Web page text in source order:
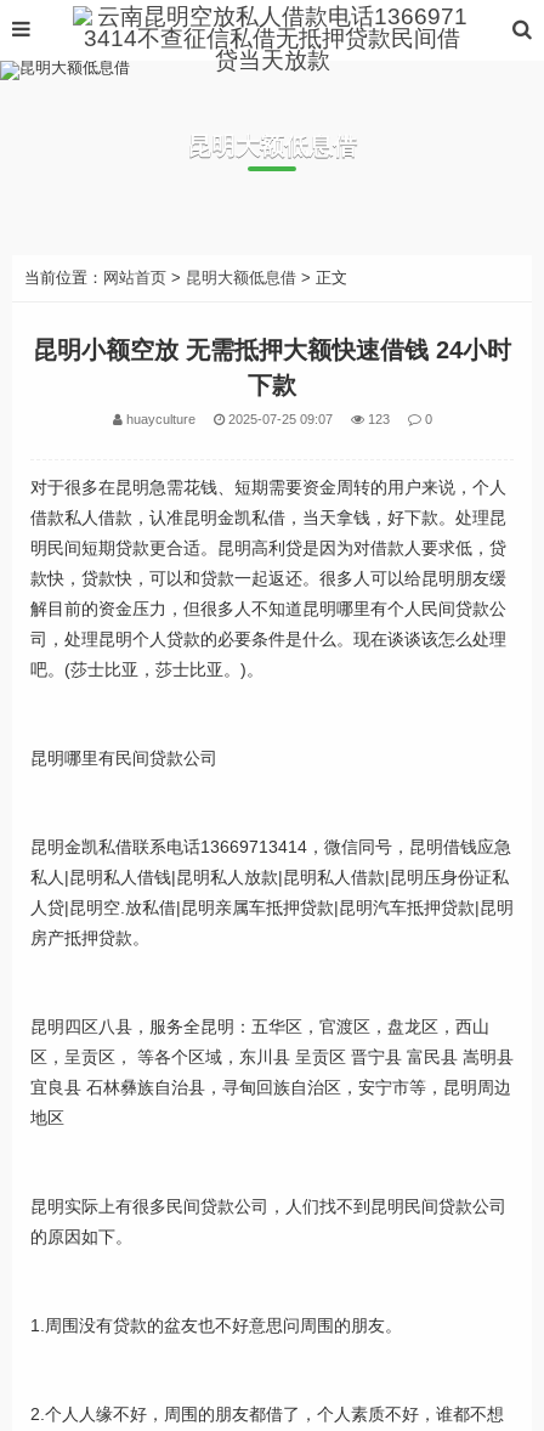
昆明大额低息借
当前位置： 网站首页 > 昆明大额低息借 > 正文
昆明小额空放 无需抵押大额快速借钱 24小时
下款
huayculture 2025-07-25 09:07 123 0
对于很多在昆明急需花钱、短期需要资金周转的用户来说，个人
借款私人借款，认准昆明金凯私借，当天拿钱，好下款。处理昆
明民间短期贷款更合适。昆明高利贷是因为对借款人要求低，贷
款快，贷款快，可以和贷款一起返还。很多人可以给昆明朋友缓
解目前的资金压力，但很多人不知道昆明哪里有个人民间贷款公
司，处理昆明个人贷款的必要条件是什么。现在谈谈该怎么处理
吧。(莎士比亚，莎士比亚。)。
昆明哪里有民间贷款公司
昆明金凯私借联系电话13669713414，微信同号，昆明借钱应急
私人|昆明私人借钱|昆明私人放款|昆明私人借款|昆明压身份证私
人贷|昆明空.放私借|昆明亲属车抵押贷款|昆明汽车抵押贷款|昆明
房产抵押贷款。
昆明四区八县，服务全昆明：五华区，官渡区，盘龙区，西山
区，呈贡区， 等各个区域，东川县 呈贡区 晋宁县 富民县 嵩明县
宜良县 石林彝族自治县，寻甸回族自治区，安宁市等，昆明周边
地区
昆明实际上有很多民间贷款公司，人们找不到昆明民间贷款公司
的原因如下。
1.周围没有贷款的盆友也不好意思问周围的朋友。
2.个人人缘不好，周围的朋友都借了，个人素质不好，谁都不想